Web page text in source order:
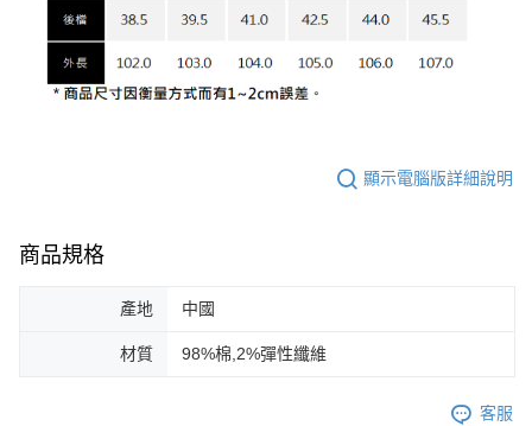
顯示電腦版詳細說明
商品規格
產地 中國
材質 98%棉,2%彈性纖維
客服